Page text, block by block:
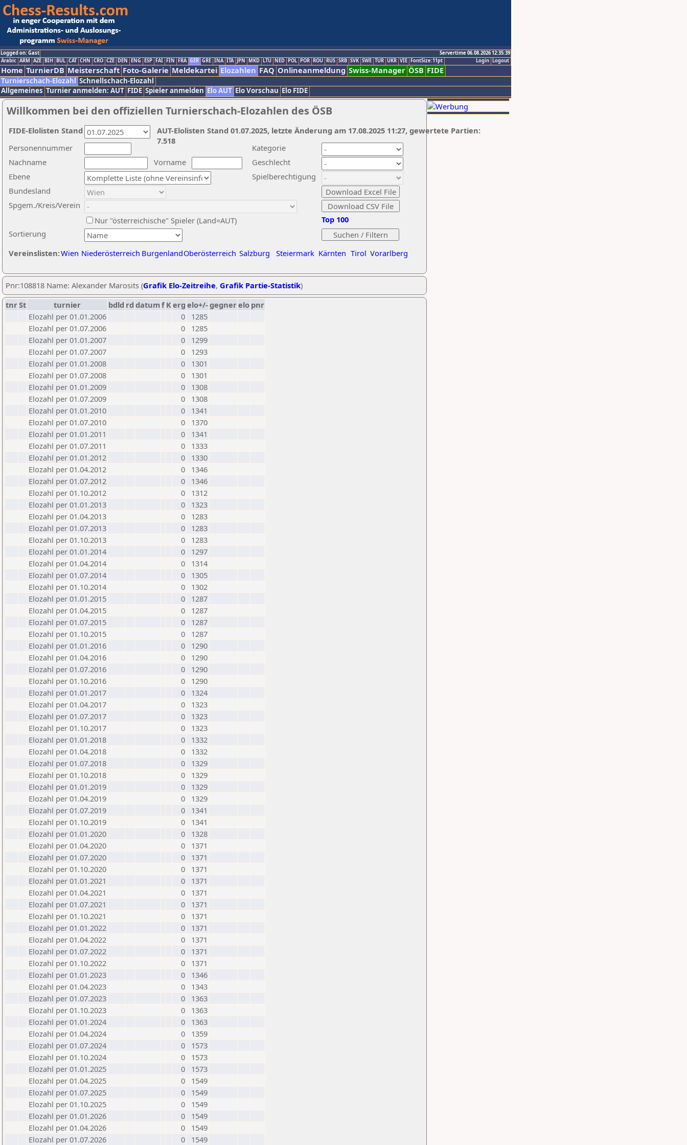
Logged on: Gast
Servertime 06.08.2026 12:35:39
Logout
Login
Arabic ARM AZE BIH BUL CAT CHN CRO CZE DEN ENG ESP FAI FIN FRA GER GRE INA ITA JPN MKD LTU NED POL POR ROU RUS SRB SVK SWE TUR UKR VIE FontSize:11pt
Home TurnierDB Meisterschaft Foto-Galerie Meldekartei Elozahlen FAQ Onlineanmeldung Swiss-Manager ÖSB FIDE
Turnierschach-Elozahl Schnellschach-Elozahl
Allgemeines Turnier anmelden: AUT FIDE Spieler anmelden Elo AUT Elo Vorschau Elo FIDE
Willkommen bei den offiziellen Turnierschach-Elozahlen des ÖSB
Nachname
Vorname
Ebene
Kategorie
Sortierung
Personennummer
Bundesland
Spgem./Kreis/Verein
Geschlecht
Nur "österreichische" Spieler (Land=AUT)
Spielberechtigung
Vereinslisten:Wien Niederösterreich BurgenlandOberösterreich Salzburg Steiermark Kärnten Tirol Vorarlberg
Top 100
AUT-Elolisten Stand 01.07.2025, letzte Änderung am 17.08.2025 11:27, gewertete Partien:
7.518
FIDE-Elolisten Stand
Pnr:108818 Name: Alexander Marosits (Grafik Elo-Zeitreihe, Grafik Partie-Statistik)
tnrSt turnier bdld rd datumf Kerg elo+/-gegnerelo pnr
Elozahl per 01.01.2006
0
1285
Elozahl per 01.07.2006
0
1285
Elozahl per 01.01.2007
0
1299
Elozahl per 01.07.2007
0
1293
Elozahl per 01.01.2008
0
1301
Elozahl per 01.07.2008
0
1301
Elozahl per 01.01.2009
0
1308
Elozahl per 01.07.2009
0
1308
Elozahl per 01.01.2010
0
1341
Elozahl per 01.07.2010
0
1370
Elozahl per 01.01.2011
0
1341
Elozahl per 01.07.2011
0
1333
Elozahl per 01.01.2012
0
1330
Elozahl per 01.04.2012
0
1346
Elozahl per 01.07.2012
0
1346
Elozahl per 01.10.2012
0
1312
Elozahl per 01.01.2013
0
1323
Elozahl per 01.04.2013
0
1283
Elozahl per 01.07.2013
0
1283
Elozahl per 01.10.2013
0
1283
Elozahl per 01.01.2014
0
1297
Elozahl per 01.04.2014
0
1314
Elozahl per 01.07.2014
0
1305
Elozahl per 01.10.2014
0
1302
Elozahl per 01.01.2015
0
1287
Elozahl per 01.04.2015
0
1287
Elozahl per 01.07.2015
0
1287
Elozahl per 01.10.2015
0
1287
Elozahl per 01.01.2016
0
1290
Elozahl per 01.04.2016
0
1290
Elozahl per 01.07.2016
0
1290
Elozahl per 01.10.2016
0
1290
Elozahl per 01.01.2017
0
1324
Elozahl per 01.04.2017
0
1323
Elozahl per 01.07.2017
0
1323
Elozahl per 01.10.2017
0
1323
Elozahl per 01.01.2018
0
1332
Elozahl per 01.04.2018
0
1332
Elozahl per 01.07.2018
0
1329
Elozahl per 01.10.2018
0
1329
Elozahl per 01.01.2019
0
1329
Elozahl per 01.04.2019
0
1329
Elozahl per 01.07.2019
0
1341
Elozahl per 01.10.2019
0
1341
Elozahl per 01.01.2020
0
1328
Elozahl per 01.04.2020
0
1371
Elozahl per 01.07.2020
0
1371
Elozahl per 01.10.2020
0
1371
Elozahl per 01.01.2021
0
1371
Elozahl per 01.04.2021
0
1371
Elozahl per 01.07.2021
0
1371
Elozahl per 01.10.2021
0
1371
Elozahl per 01.01.2022
0
1371
Elozahl per 01.04.2022
0
1371
Elozahl per 01.07.2022
0
1371
Elozahl per 01.10.2022
0
1371
Elozahl per 01.01.2023
0
1346
Elozahl per 01.04.2023
0
1343
Elozahl per 01.07.2023
0
1363
Elozahl per 01.10.2023
0
1363
Elozahl per 01.01.2024
0
1363
Elozahl per 01.04.2024
0
1359
Elozahl per 01.07.2024
0
1573
Elozahl per 01.10.2024
0
1573
Elozahl per 01.01.2025
0
1573
Elozahl per 01.04.2025
0
1549
Elozahl per 01.07.2025
0
1549
Elozahl per 01.10.2025
0
1549
Elozahl per 01.01.2026
0
1549
Elozahl per 01.04.2026
0
1549
Elozahl per 01.07.2026
0 1549